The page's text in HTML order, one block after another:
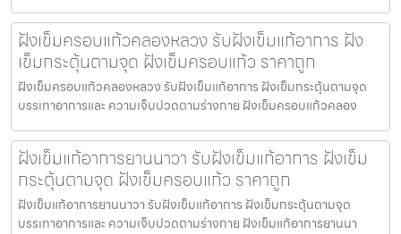
ฝังเข็มครอบแก้วคลองหลวง รับฝังเข็มแก้อาการ ฝัง
เข็มกระตุ้นตามจุด ฝังเข็มครอบแก้ว ราคาถูก
ฝังเข็มครอบแก้วคลองหลวง รับฝังเข็มแก้อาการ ฝังเข็มกระตุ้นตามจุด
บรรเทาอาการและ ความเจ็บปวดตามร่างกาย ฝังเข็มครอบแก้วคลอง
ฝังเข็มแก้อาการยานนาวา รับฝังเข็มแก้อาการ ฝังเข็ม
กระตุ้นตามจุด ฝังเข็มครอบแก้ว ราคาถูก
ฝังเข็มแก้อาการยานนาวา รับฝังเข็มแก้อาการ ฝังเข็มกระตุ้นตามจุด
บรรเทาอาการและ ความเจ็บปวดตามร่างกาย ฝังเข็มแก้อาการยานนา